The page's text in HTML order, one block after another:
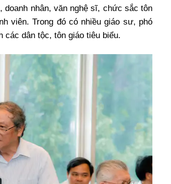
nhân, văn nghệ sĩ, chức sắc tôn
viên. Trong đó có nhiều giáo sư, phó
dân tộc, tôn giáo tiêu biểu.